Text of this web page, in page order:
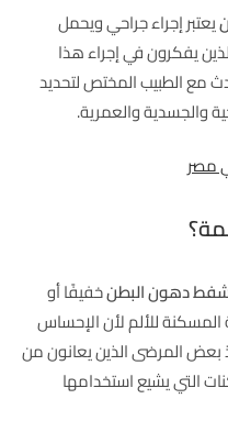
يعتبر إجراء جراحي ويحمل
يفكرون في إجراء هذا
مع الطبيب المختص لتحديد
والجسدية والعمرية.
مصر
دهون البطنخفيفًا أو
المسكنة للألم لأن الإحساس
بعض المرضى الذين يعانون من
التي يشيع استخدامها